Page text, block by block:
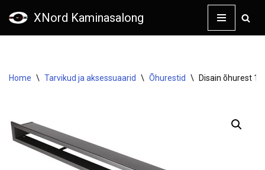
XNord Kaminasalong
Home \ Tarvikud ja aksessuaarid \ Õhurestid \ Disain õhurest